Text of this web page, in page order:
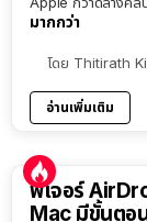
มากกว่า
โดย Thitirath
อ่านเพิ่มเติม
ฟีเจอร์
Mac มีขั้นตอ